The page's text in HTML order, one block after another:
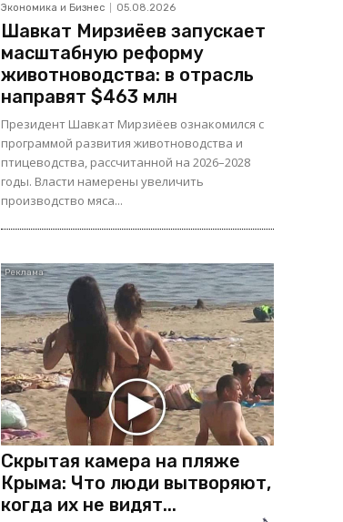
Экономика и Бизнес 05.08.2026
Шавкат Мирзиёев запускает
масштабную реформу
животноводства: в отрасль
направят $463 млн
Президент Шавкат Мирзиёев ознакомился с
программой развития животноводства и
птицеводства, рассчитанной на 2026–2028
годы. Власти намерены увеличить
производство мяса...
Скрытая камера на пляже
Крыма: Что люди вытворяют,
когда их не видят...